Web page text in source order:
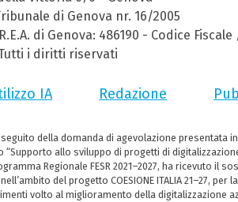
di Genova nr. 16/2005
di Genova: 486190 - Codice Fiscale
i diritti riservati
IA Redazione
a seguito della domanda di agevolazione presentata
“Supporto allo sviluppo di progetti di
Regionale FESR 2021–2027, ha ricevuto il
del progetto COESIONE ITALIA 21–27, per
volto al miglioramento della digitalizzazione